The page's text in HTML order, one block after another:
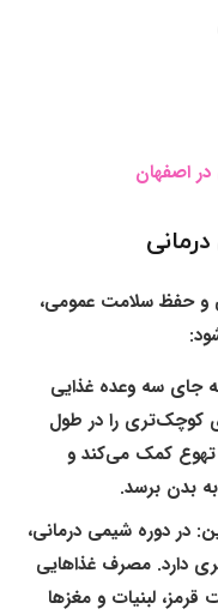
اصفهان
و حفظ سلامت عمومی،
جای سه وعده غذایی
کوچک‌تری را در طول
تهوع کمک می‌کند و
بدن برسد.
در دوره شیمی درمانی،
دارد. مصرف غذاهایی
لبنیات و مغزها